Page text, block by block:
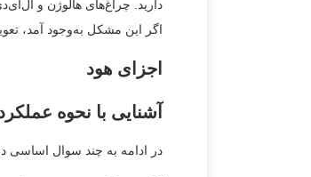
اگر این مشکل به‌وجود آمد،
اجزای هود
آشنایی با نحوه
در ادامه به چند سوال اساسی